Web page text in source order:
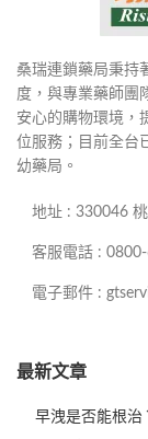
桑瑞連鎖藥局秉持
度，與專業藥師團
安心的購物環境，
位服務；目前全台
幼藥局。
地址 : 330046
客服電話 :
電子郵件 :
最新文章
早洩是否能根治